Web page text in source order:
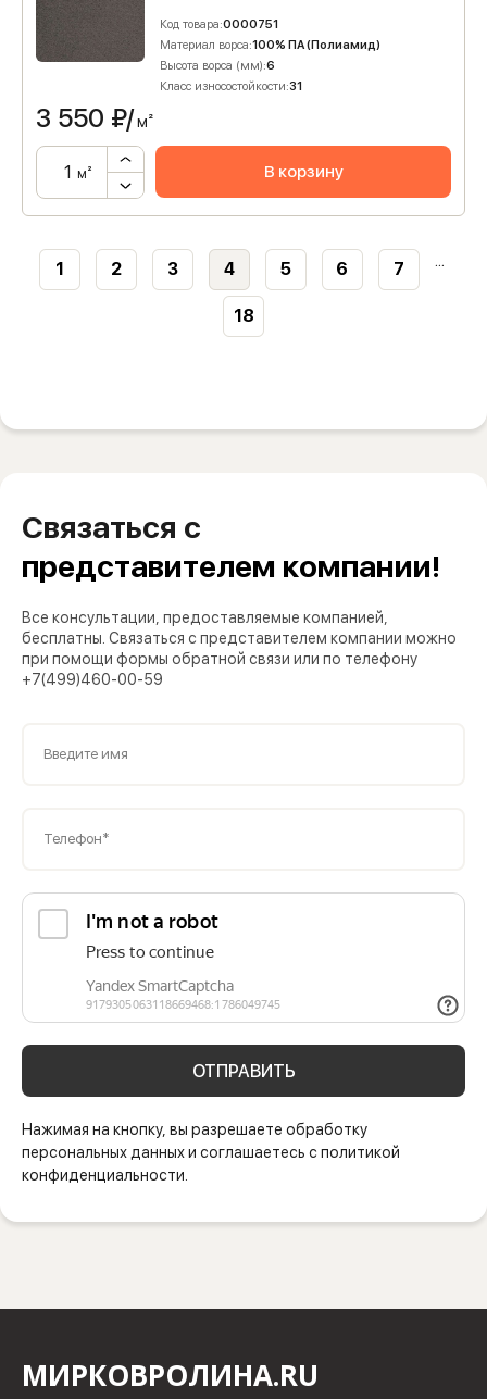
Код товара:0000751
Материал ворса:100% ПА (Полиамид)
Высота ворса (мм):6
Класс износостойкости:31
3 550 ₽/м²
м² В корзину
1 2 3 4 5 6 7 ...
18
Связаться с
представителем компании!
Все консультации, предоставляемые компанией,
бесплатны. Связаться с представителем компании можно
при помощи формы обратной связи или по телефону
+7(499)460-00-59
Введите имя
Телефон*
ОТПРАВИТЬ
Нажимая на кнопку, вы разрешаете обработку
персональных данных и соглашаетесь с политикой
конфиденциальности.
МИРКОВРОЛИНА.RU